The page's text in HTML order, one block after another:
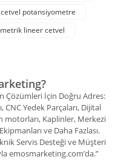
potansiyometre
lineer cetvel
Çözümleri İçin Doğru Adres:
Yedek Parçaları, Dijital
motorları, Kaplinler, Merkezi
ve Daha Fazlası.
Servis Desteği ve Müşteri
emosmarketing.com’da.”